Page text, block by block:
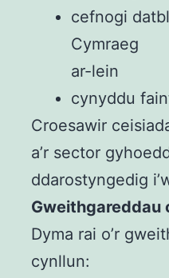
cefnogi
Cymraeg
ar-lein
cynyddu
Croesawir
a’r sector
ddarostyngedig
Gweithgareddau
Dyma rai o’r
cynllun: